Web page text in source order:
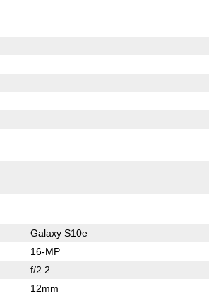
Galaxy S10e
16-MP
f/2.2
12mm